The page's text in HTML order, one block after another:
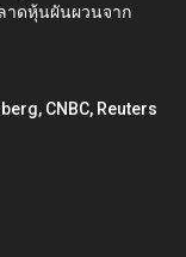
าดหุ้นผันผวนจาก
CNBC, Reuters